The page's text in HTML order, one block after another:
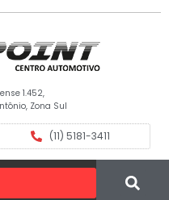
1.452,
Zona Sul
(11) 5181-3411